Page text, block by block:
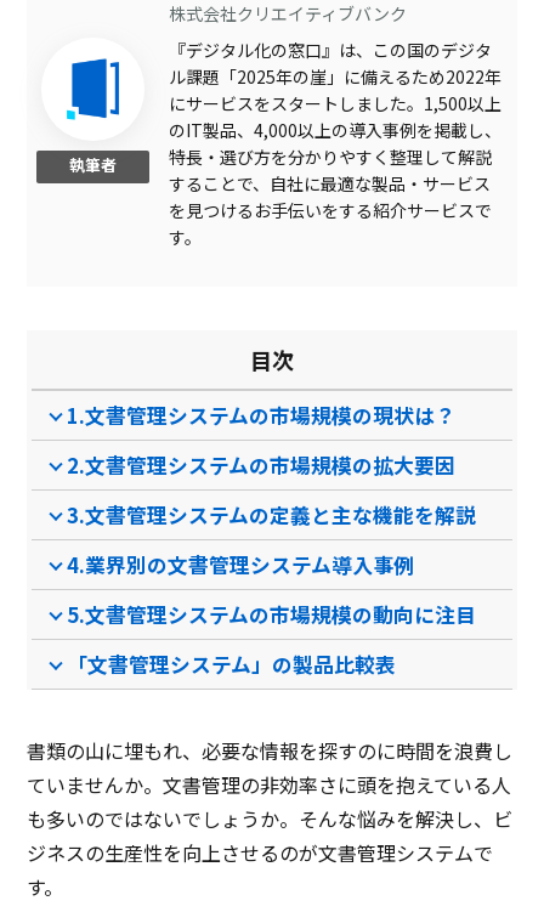
自動アーカイブ
モバイル利用
製品名
サービス資料
無料ダウンロード
推奨環境
DenHo(デンホー）
資料ダウンロード
PCブラウザスマートフォ
OPTiM 文書管理 with
AI…
資料ダウンロード
PCブラウザ PCブ
執筆者
株式会社クリエイティブバンク
『デジタル化の窓口』は、この国のデジタ
ル課題「2025年の崖」に備えるため2022年
にサービスをスタートしました。1,500以上
のIT製品、4,000以上の導入事例を掲載し、
特長・選び方を分かりやすく整理して解説
することで、自社に最適な製品・サービス
を見つけるお手伝いをする紹介サービスで
す。
目次
1.文書管理システムの市場規模の現状は？
2.文書管理システムの市場規模の拡大要因
3.文書管理システムの定義と主な機能を解説
4.業界別の文書管理システム導入事例
5.文書管理システムの市場規模の動向に注目
「文書管理システム」の製品比較表
書類の山に埋もれ、必要な情報を探すのに時間を浪費し
ていませんか。文書管理の非効率さに頭を抱えている人
も多いのではないでしょうか。そんな悩みを解決し、ビ
ジネスの生産性を向上させるのが文書管理システムで
す。